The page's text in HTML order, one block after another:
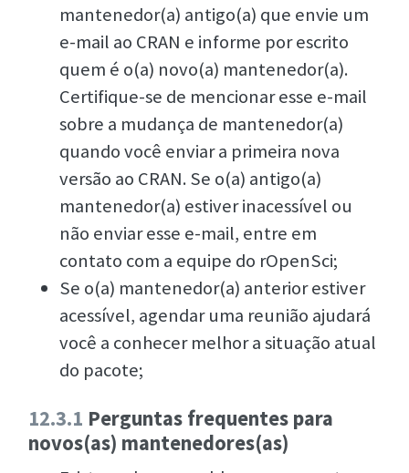
mantenedor(a) antigo(a) que envie um
e-mail ao CRAN e informe por escrito
quem é o(a) novo(a) mantenedor(a).
Certifique-se de mencionar esse e-mail
sobre a mudança de mantenedor(a)
quando você enviar a primeira nova
versão ao CRAN. Se o(a) antigo(a)
mantenedor(a) estiver inacessível ou
não enviar esse e-mail, entre em
contato com a equipe do rOpenSci;
Se o(a) mantenedor(a) anterior estiver
acessível, agendar uma reunião ajudará
você a conhecer melhor a situação atual
do pacote;
12.3.1 Perguntas frequentes para
novos(as) mantenedores(as)